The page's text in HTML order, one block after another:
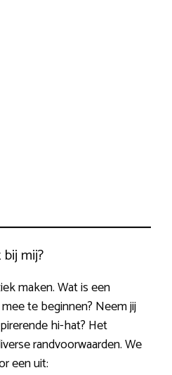
mij?
maken. Wat is een
te beginnen? Neem jij
hi-hat? Het
randvoorwaarden. We
een uit: